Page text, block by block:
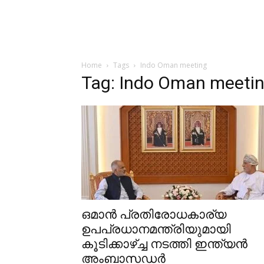
Home Tags Indo Oman meeting
Tag: Indo Oman
ഒമാൻ പ്രതിരോധകാര്യ
ഉപപ്രധാനമന്ത്രിയുമായി
കൂടിക്കാഴ്ച്ച നടത്തി ഇന്ത്യൻ
അംബാസഡർ